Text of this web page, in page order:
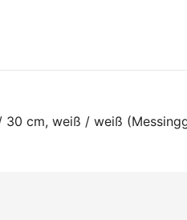
cm, weiß / weiß